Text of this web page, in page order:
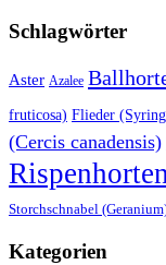
Schlagwörter
Aster Azalee
fruticosa) Flieder
(Cercis canadensis)
Storchschnabel
Kategorien